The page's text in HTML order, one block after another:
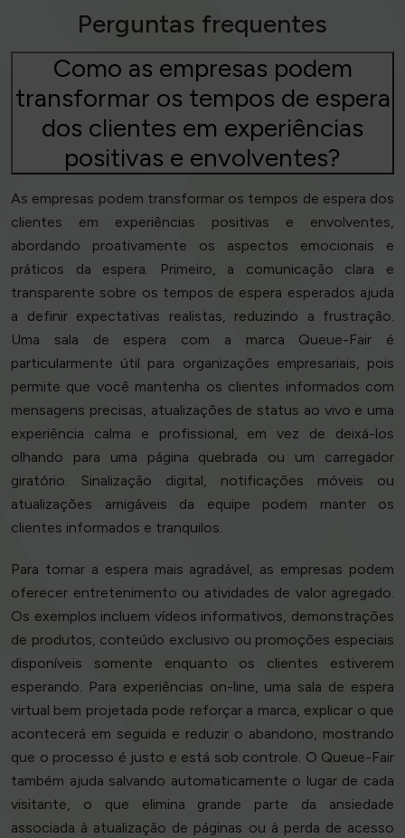
Perguntas frequentes
Como as empresas podem
transformar os tempos de espera
dos clientes em experiências
positivas e envolventes?
As empresas podem transformar os tempos de espera dos
clientes em experiências positivas e envolventes,
abordando proativamente os aspectos emocionais e
práticos da espera. Primeiro, a comunicação clara e
transparente sobre os tempos de espera esperados ajuda
a definir expectativas realistas, reduzindo a frustração.
Uma sala de espera com a marca Queue-Fair é
particularmente útil para organizações empresariais, pois
permite que você mantenha os clientes informados com
mensagens precisas, atualizações de status ao vivo e uma
experiência calma e profissional, em vez de deixá-los
olhando para uma página quebrada ou um carregador
giratório. Sinalização digital, notificações móveis ou
atualizações amigáveis da equipe podem manter os
clientes informados e tranquilos.
Para tornar a espera mais agradável, as empresas podem
oferecer entretenimento ou atividades de valor agregado.
Os exemplos incluem vídeos informativos, demonstrações
de produtos, conteúdo exclusivo ou promoções especiais
disponíveis somente enquanto os clientes estiverem
esperando. Para experiências on-line, uma sala de espera
virtual bem projetada pode reforçar a marca, explicar o que
acontecerá em seguida e reduzir o abandono, mostrando
que o processo é justo e está sob controle. O Queue-Fair
também ajuda salvando automaticamente o lugar de cada
visitante, o que elimina grande parte da ansiedade
associada à atualização de páginas ou à perda de acesso